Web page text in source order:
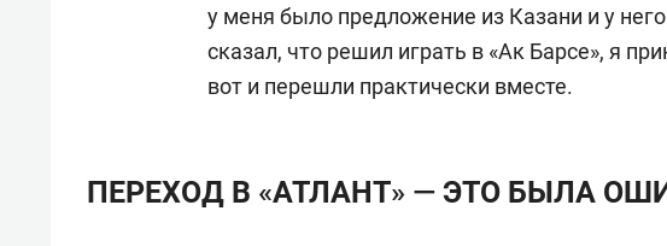
у меня было предложение из Казани и у
сказал, что решил играть в «Ак Барсе», я
вот и перешли практически вместе.
ПЕРЕХОД В «АТЛАНТ» — ЭТО БЫЛА